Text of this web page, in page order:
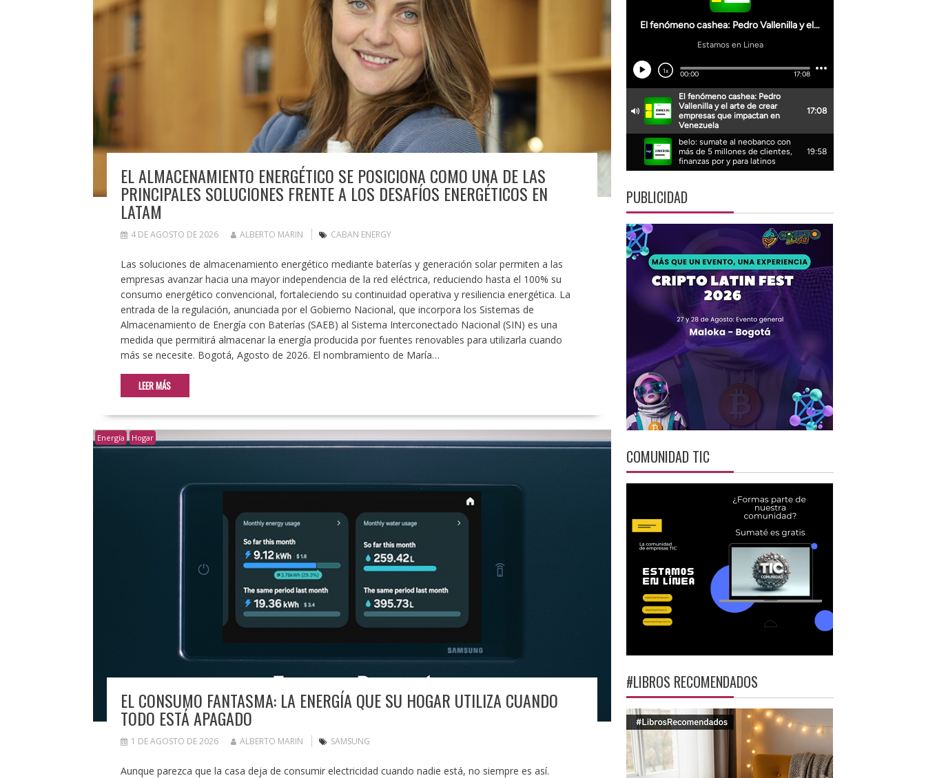
EL ALMACENAMIENTO ENERGÉTICO SE POSICIONA COMO UNA DE LAS
PRINCIPALES SOLUCIONES FRENTE A LOS DESAFÍOS ENERGÉTICOS EN
LATAM
4 DE AGOSTO DE 2026 ALBERTO MARIN CABAN ENERGY
Las soluciones de almacenamiento energético mediante baterías y generación solar permiten a las
empresas avanzar hacia una mayor independencia de la red eléctrica, reduciendo hasta el 100% su
consumo energético convencional, fortaleciendo su continuidad operativa y resiliencia energética. La
entrada de la regulación, anunciada por el Gobierno Nacional, que incorpora los Sistemas de
Almacenamiento de Energía con Baterías (SAEB) al Sistema Interconectado Nacional (SIN) es una
medida que permitirá almacenar la energía producida por fuentes renovables para utilizarla cuando
más se necesite. Bogotá, Agosto de 2026. El nombramiento de María…
LEER MÁS
Energía Hogar
EL CONSUMO FANTASMA: LA ENERGÍA QUE SU HOGAR UTILIZA CUANDO
TODO ESTÁ APAGADO
1 DE AGOSTO DE 2026 ALBERTO MARIN SAMSUNG
Aunque parezca que la casa deja de consumir electricidad cuando nadie está, no siempre es así.
PUBLICIDAD
COMUNIDAD TIC
#LIBROS RECOMENDADOS